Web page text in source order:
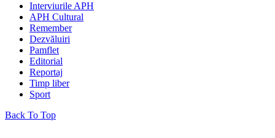
Interviurile APH
APH Cultural
Remember
Dezvăluiri
Pamflet
Editorial
Reportaj
Timp liber
Sport
Back To Top